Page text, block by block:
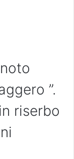
”.
riserbo